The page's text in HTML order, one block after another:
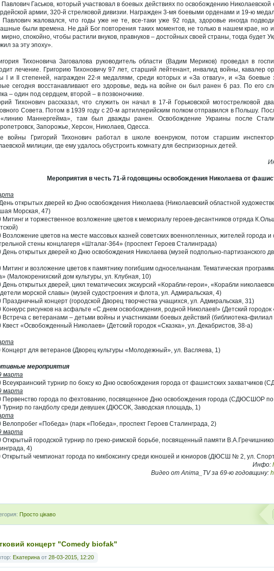
Павлович Гаськов, который участвовал в боевых действиях по освобождению
армии, 320-й стрелковой дивизии. Награжден 3-мя боевыми орденами и 19-ю
Павлович жаловался, что годы уже не те, все-таки уже 92 года, здоровье иногда
были времена. Не дай Бог повторения таких моментов, не только в нашем крае, но
спокойно, чтобы растили внуков, правнуков – достойных своей страны, тогда будет
за эту эпоху».
Тихоновича Заговалова руководитель области (Вадим Мериков) проведал в
лечение. Григорию Тихоновичу 97 лет, старший лейтенант, инвалид войны, кавалер
I и II степеней, награжден 22-я медалями, среди которых и «За отвагу», и «За боевые
сегодня восстанавливают его здоровье, ведь на войне он был ранен 6 раз. По его
– один под сердцем, второй – в позвоночнике.
Тихонович рассказал, что служить он начал в 17-й Горьковской мотострелковой
Совета. Потом в 1939 году с 20-м артиллерийским полком отправился в Польшу.
Маннергейма», там был дважды ранен. Освобождение Украины после
Запорожье, Херсон, Николаев, Одесса.
войны Григорий Тихонович работал в школе военруком, потом старшим
милиции, где ему удалось обустроить комнату для беспризорных детей.
Мероприятия в честь 71-й годовщины освобождения Николаева от
открытых дверей ко Дню освобождения Николаева (Николаевский областной
Морская, 47)
Митинг и торжественное возложение цветов к мемориалу героев-десантников отряда
Возложение цветов на месте массовых казней советских военнопленных, жителей города
стены концлагеря «Шталаг-364» (проспект Героев Сталинграда)
День открытых дверей ко Дню освобождения Николаева (музей подпольно-партизанского
Митинг и возложение цветов к памятнику погибшим односельчанам. Тематическая
(Малокоренихский дом культуры, ул. Клубная, 10)
День открытых дверей, цикл тематических экскурсий «Корабли-герои», «Корабли
морской славы» (музей судостроения и флота, ул. Адмиральская, 4)
Праздничный концерт (городской Дворец творчества учащихся, ул. Адмиральская, 31)
Конкурс рисунков на асфальте «С днем освобождения, родной Николаев!» (Детский городок
Встреча с ветеранами – детьми войны и участниками боевых действий (библиотека-
Квест «Освобожденный Николаев» (Детский городок «Сказка», ул. Декабристов, 38-а)
Концерт для ветеранов (Дворец культуры «Молодежный», ул. Васляева, 1)
мероприятия
марта
Всеукраинский турнир по боксу ко Дню освобождения города от фашистских
марта
Первенство города по фехтованию, посвященное Дню освобождения города (СДЮСШОР
Турнир по гандболу среди девушек (ДЮСОК, Заводская площадь, 1)
Велопробег «Победа» (парк «Победа», проспект Героев Сталинграда, 2)
марта
Открытый городской турнир по греко-римской борьбе, посвященный памяти
4)
Открытый чемпионат города по кикбоксингу среди юношей и юниоров (ДЮСШ № 2, ул.
Инфо:
Видео от Anima_TV за 69-ю годовщину:
Просто цікаво
концерт "Comеdy biofak"
Екатерина от 28-03-2015, 12:20